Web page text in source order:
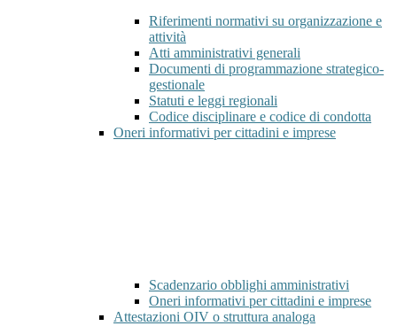
Riferimenti normativi su organizzazione e
attività
Atti amministrativi generali
Documenti di programmazione strategico-
gestionale
Statuti e leggi regionali
Codice disciplinare e codice di condotta
Oneri informativi per cittadini e imprese
Scadenzario obblighi amministrativi
Oneri informativi per cittadini e imprese
Attestazioni OIV o struttura analoga